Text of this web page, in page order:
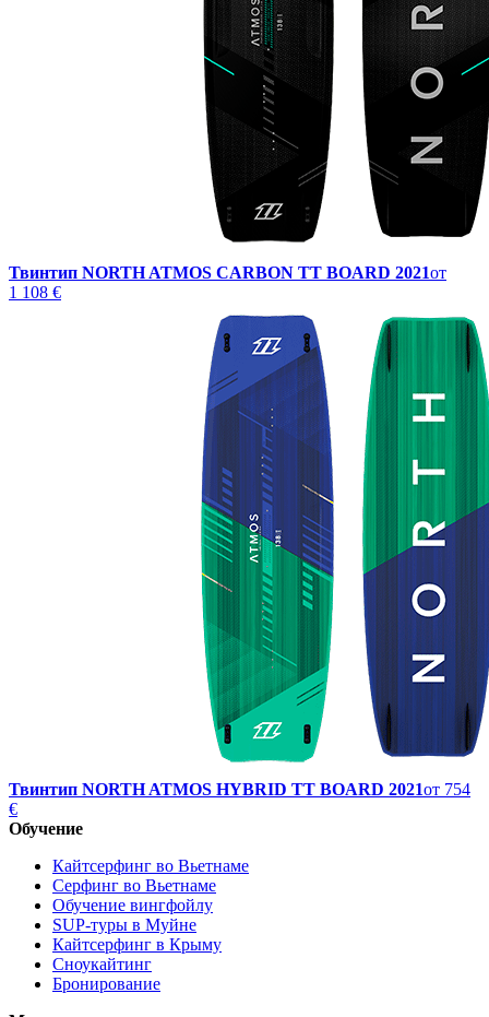
Твинтип NORTH ATMOS CARBON TT BOARD 2021от
1 108 €
Твинтип NORTH ATMOS HYBRID TT BOARD 2021от 754
€
Обучение
Кайтсерфинг во Вьетнаме
Серфинг во Вьетнаме
Обучение вингфойлу
SUP-туры в Муйне
Кайтсерфинг в Крыму
Сноукайтинг
Бронирование